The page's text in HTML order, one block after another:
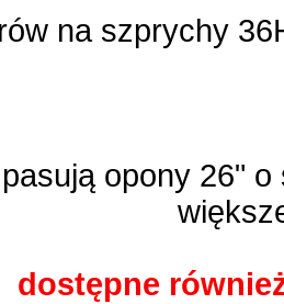
na szprychy
opony 26"
dostępne